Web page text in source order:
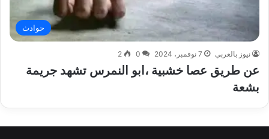
حوادث
نيوز بالعربي 7 نوفمبر، 2024 0
2
عن طريق عصا خشبية ،ابو النمرس تشهد جريمة
بشعة